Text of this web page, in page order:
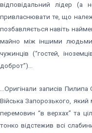
відповідальний лідер
привласнювати те, що
позбавляється навіть
майно між іншими
чужинців (“гостей,
доброт”)…
…Оригінали записів
Війська Запорозького,
перемовин “в верхах” та
тонко відстежив всі